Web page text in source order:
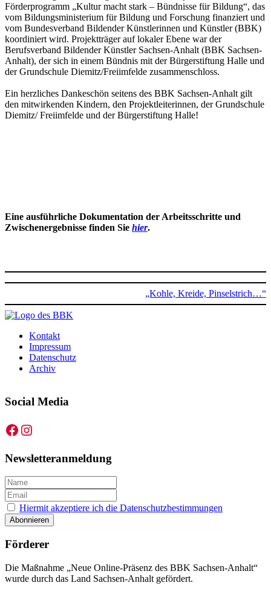
Förderprogramm „Kultur macht stark – Bündnisse für Bildung“, das
vom Bildungsministerium für Bildung und Forschung finanziert und
vom Bundesverband Bildender Künstlerinnen und Künstler (BBK)
koordiniert wird. Projektträger auf lokaler Ebene war der
Berufsverband Bildender Künstler Sachsen-Anhalt (BBK Sachsen-
Anhalt), der sich in einem Bündnis mit der Bürgerstiftung Halle und
der Grundschule Diemitz/Freiimfelde zusammenschloss.
Ein herzliches Dankeschön seitens des BBK Sachsen-Anhalt gilt
den mitwirkenden Kindern, den Projektleiterinnen, der Grundschule
Diemitz/ Freiimfelde und der Bürgerstiftung Halle!
Eine ausführliche Dokumentation der Arbeitsschritte und
Zwischenergebnisse finden Sie hier.
„Kohle, Kreide, Pinselstrich…“
Kontakt
Impressum
Datenschutz
Archiv
Social Media
Facebook
Instagram
Newsletteranmeldung
Hiermit akzeptiere ich die Datenschutzbestimmungen
Förderer
Die Maßnahme „Neue Online-Präsenz des BBK Sachsen-Anhalt“
wurde durch das Land Sachsen-Anhalt gefördert.